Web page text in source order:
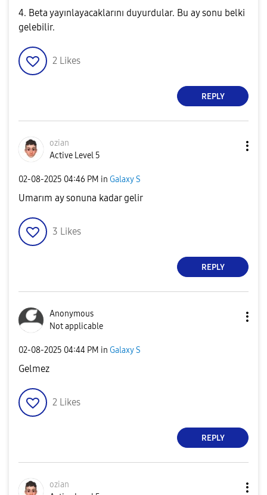
4. Beta yayınlayacaklarını duyurdular. Bu ay sonu belki
gelebilir.
2 Likes
REPLY
ozian
Active Level 5
‎02-08-2025 04:46 PM in Galaxy S
Umarım ay sonuna kadar gelir
3 Likes
REPLY
Anonymous
Not applicable
‎02-08-2025 04:44 PM in Galaxy S
Gelmez
2 Likes
REPLY
ozian